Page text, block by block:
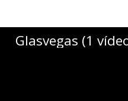
Glasvegas (1